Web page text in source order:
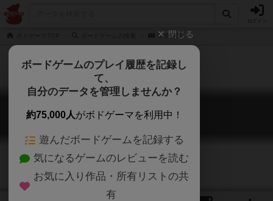
聯合艦隊
聯合艦隊
Fleet Battles 1933-1945
閉じる
ボードゲームのプレイ履歴を記録し
て、
自分のデータを管理しませんか？
約75,000人がボドゲーマを利用中！
遊んだボードゲームを記録する
気になるゲームのレビューを読む
お気に入り作品・所有リストの共
有